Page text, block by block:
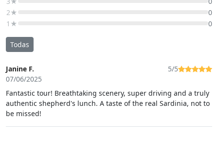
2★
0
1★
0
Todas
Janine F.
07/06/2025
5/5
Fantastic tour! Breathtaking scenery, super driving and a truly
authentic shepherd's lunch. A taste of the real Sardinia, not to
be missed!